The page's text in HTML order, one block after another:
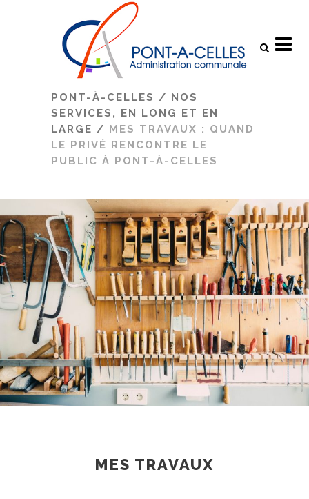
PONT-À-CELLES / NOS
SERVICES, EN LONG ET EN
LARGE / MES TRAVAUX : QUAND
LE PRIVÉ RENCONTRE LE
PUBLIC À PONT-À-CELLES
MES TRAVAUX